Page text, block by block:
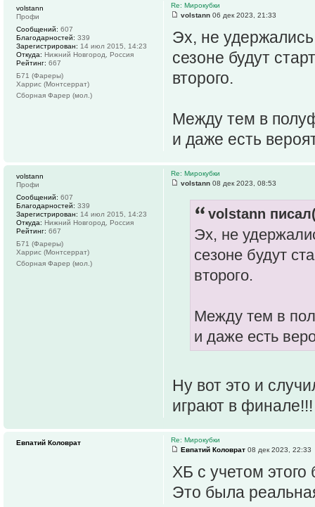
Re: Мирокубки
volstann 06 дек 2023, 21:33
Эх, не
сезоне будут
второго.
Между тем в
и даже есть
volstann
Профи
Сообщений: 607
Благодарностей: 339
Зарегистрирован: 14 июл 2015, 14:23
Откуда: Нижний Новгород, Россия
Рейтинг: 667
Б71 (Фареры)
Харрис (Монтсеррат)
Сборная Фарер (мол.)
Re: Мирокубки
volstann 08 дек 2023, 08:53
volstann
Эх, не
сезоне будут
второго.
Между тем в
и даже есть
Ну вот это и
играют в финале!!!
volstann
Профи
Сообщений: 607
Благодарностей: 339
Зарегистрирован: 14 июл 2015, 14:23
Откуда: Нижний Новгород, Россия
Рейтинг: 667
Б71 (Фареры)
Харрис (Монтсеррат)
Сборная Фарер (мол.)
Re: Мирокубки
Евпатий Коловрат 08 дек 2023, 22:33
ХБ с учетом
Это была
Евпатий Коловрат